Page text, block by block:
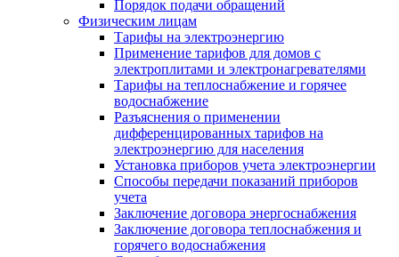
Порядок подачи обращений
Физическим лицам
Тарифы на электроэнергию
Применение тарифов для домов с
электроплитами и электронагревателями
Тарифы на теплоснабжение и горячее
водоснабжение
Разъяснения о применении
дифференцированных тарифов на
электроэнергию для населения
Установка приборов учета электроэнергии
Способы передачи показаний приборов
учета
Заключение договора энергоснабжения
Заключение договора теплоснабжения и
горячего водоснабжения